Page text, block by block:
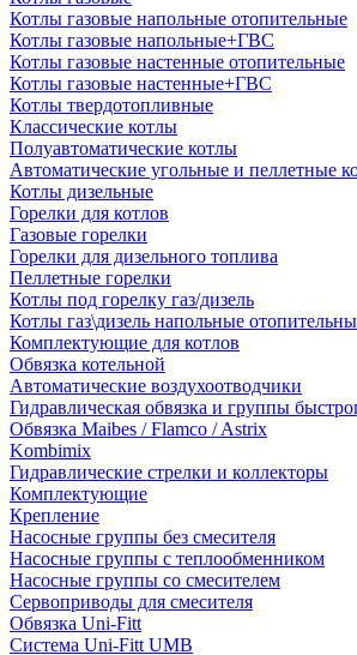
Котлы газовые напольные отопительные
Котлы газовые напольные+ГВС
Котлы газовые настенные отопительные
Котлы газовые настенные+ГВС
Котлы твердотопливные
Классические котлы
Полуавтоматические котлы
Автоматические угольные и пеллетные
Котлы дизельные
Горелки для котлов
Газовые горелки
Горелки для дизельного топлива
Пеллетные горелки
Котлы под горелку газ/дизель
Котлы газ\дизель напольные
Комплектующие для котлов
Обвязка котельной
Автоматические воздухоотводчики
Гидравлическая обвязка и группы
Обвязка Maibes / Flamco / Astrix
Kombimix
Гидравлические стрелки и коллекторы
Комплектующие
Крепление
Насосные группы без смесителя
Насосные группы с теплообменником
Насосные группы со смесителем
Сервоприводы для смесителя
Обвязка Uni-Fitt
Система Uni-Fitt UMB